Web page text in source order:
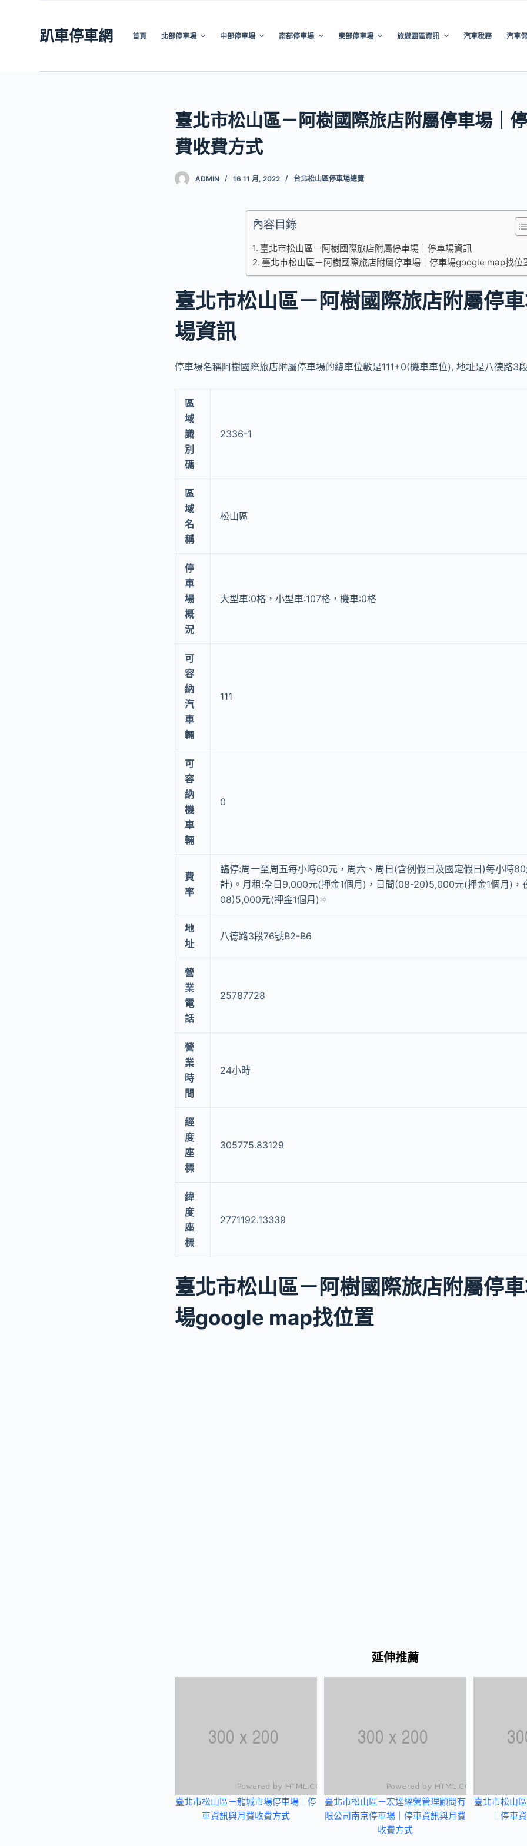
趴車停車網 首頁 北部停車場 中部停車場 南部停車場 東部停車場 旅遊園區資訊 汽車稅務 汽車
臺北市松山區－阿樹國際旅店附屬停車場｜
費收費方式
ADMIN 16 11 月, 2022 台北松山區停車場總覽
內容目錄
臺北市松山區－阿樹國際旅店附屬停車場｜停車場資訊
臺北市松山區－阿樹國際旅店附屬停車場｜停車場google map找位
臺北市松山區－阿樹國際旅店附屬停
場資訊
停車場名稱阿樹國際旅店附屬停車場的總車位數是111+0(機車車位), 地址是八德路3
區
域
識
別
碼
2336-1
區
域
名
稱
松山區
停
車
場
概
況
大型車:0格，小型車:107格，機車:0格
可
容
納
汽
車
輛
111
可
容
納
機
車
輛
0
費
率
臨停:周一至周五每小時60元，周六、周日(含例假日及國定假日)每小時
計)。月租:全日9,000元(押金1個月)，日間(08-20)5,000元(押金1個月)，
08)5,000元(押金1個月)。
地
址
八德路3段76號B2-B6
營
業
電
話
25787728
營
業
時
間
24小時
經
度
座
標
305775.83129
緯
度
座
標
2771192.13339
臺北市松山區－阿樹國際旅店附屬停
場google map找位置
延伸推薦
臺北市松山區－龍城市場停車場｜停
車資訊與月費收費方式
臺北市松山區－宏達經營管理顧問有
限公司南京停車場｜停車資訊與月費
收費方式
臺北市松山
｜停車